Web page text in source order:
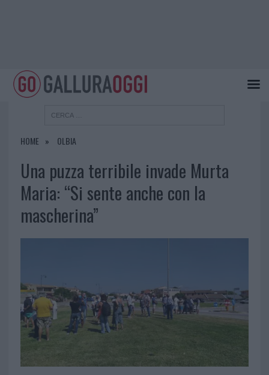
HOME OLBIA
Una puzza terribile invade Murta
Maria: “Si sente anche con la
mascherina”